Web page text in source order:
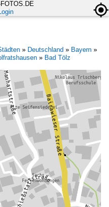
» Deutschland » Bayern »
» Bad Tölz